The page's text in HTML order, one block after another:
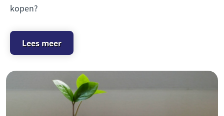
kopen?
Lees meer